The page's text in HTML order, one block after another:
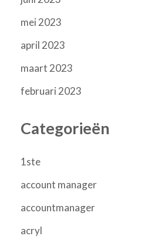
mei 2023
april 2023
maart 2023
februari 2023
Categorieën
1ste
account manager
accountmanager
acryl